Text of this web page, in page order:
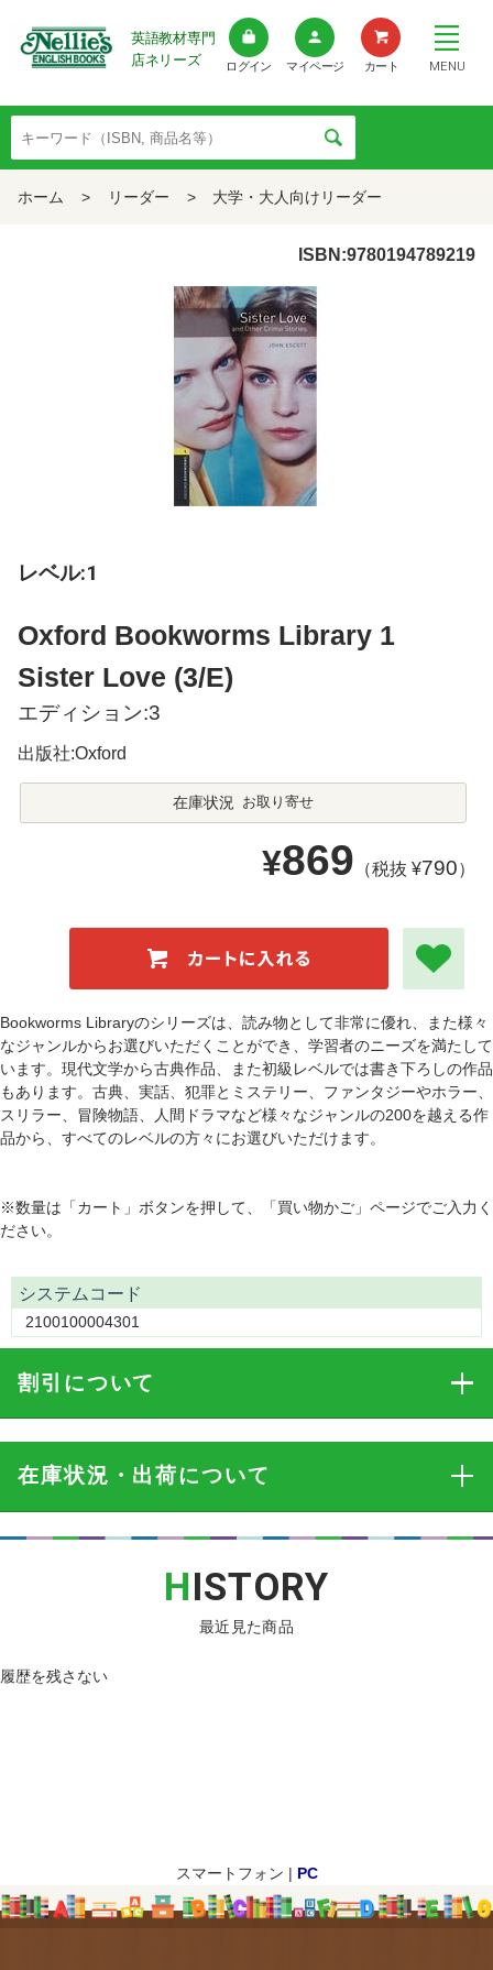
英語教材専門
店ネリーズ
ログイン マイページ カート MENU
ホーム > リーダー > 大学・大人向けリーダー
ISBN:9780194789219
レベル:1
Oxford Bookworms Library 1
Sister Love (3/E)
エディション:3
出版社:Oxford
在庫状況 お取り寄せ
¥869 （税抜 ¥790）
Bookworms Libraryのシリーズは、読み物として非常に優れ、また様々
なジャンルからお選びいただくことができ、学習者のニーズを満たして
います。現代文学から古典作品、また初級レベルでは書き下ろしの作品
もあります。古典、実話、犯罪とミステリー、ファンタジーやホラー、
スリラー、冒険物語、人間ドラマなど様々なジャンルの200を越える作
品から、すべてのレベルの方々にお選びいただけます。
※数量は「カート」ボタンを押して、「買い物かご」ページでご入力く
ださい。
システムコード
2100100004301
割引 について
在庫状況・出荷について
HISTORY
最近見た商品
履歴を残さない
スマートフォン | PC